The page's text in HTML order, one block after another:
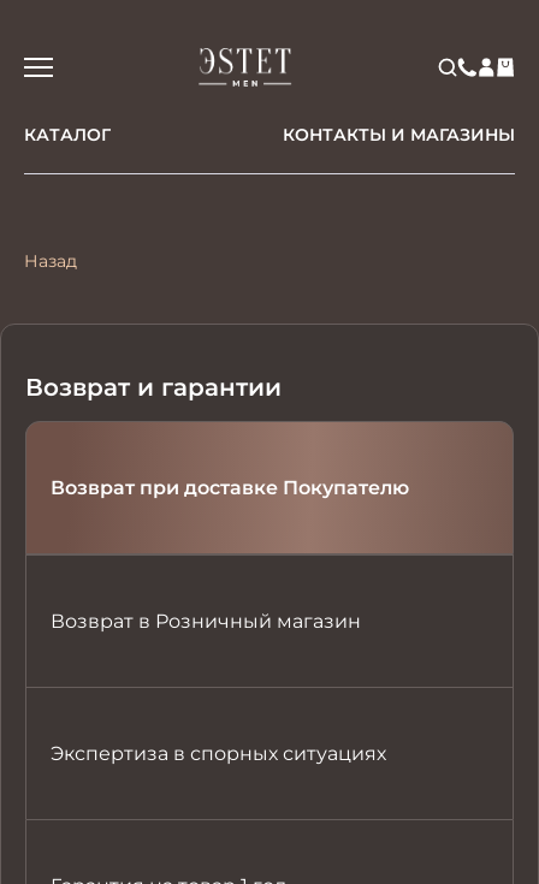
КАТАЛОГ КОНТАКТЫ И МАГАЗИНЫ
Назад
Возврат и гарантии
Возврат при доставке Покупателю
Возврат в Розничный магазин
Экспертиза в спорных ситуациях